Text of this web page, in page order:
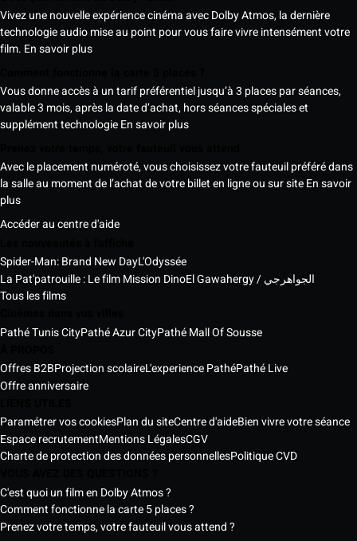
Vivez une nouvelle expérience cinéma avec Dolby Atmos, la dernière
technologie audio mise au point pour vous faire vivre intensément votre
film. En savoir plus
Vous donne accès à un tarif préférentiel jusqu’à 3 places par séances,
valable 3 mois, après la date d’achat, hors séances spéciales et
supplément technologieEn savoir plus
Avec le placement numéroté, vous choisissez votre fauteuil préféré dans
la salle au moment de l’achat de votre billet en ligne ou sur siteEn savoir
plus
Accéder au centre d'aide
Spider-Man: Brand New DayL'Odyssée
La Pat'patrouille : Le film Mission Dino
El Gawahergy / الجواهرجي
Tous les films
Pathé Tunis CityPathé Azur CityPathé Mall Of Sousse
Offres B2BProjection scolaireL'experience PathéPathé Live
Offre anniversaire
Paramétrer vos cookiesPlan du siteCentre d'aideBien vivre votre séance
Espace recrutementMentions LégalesCGV
Charte de protection des données personnellesPolitique CVD
C'est quoi un film en Dolby Atmos ?
Comment fonctionne la carte 5 places ?
Prenez votre temps, votre fauteuil vous attend ?